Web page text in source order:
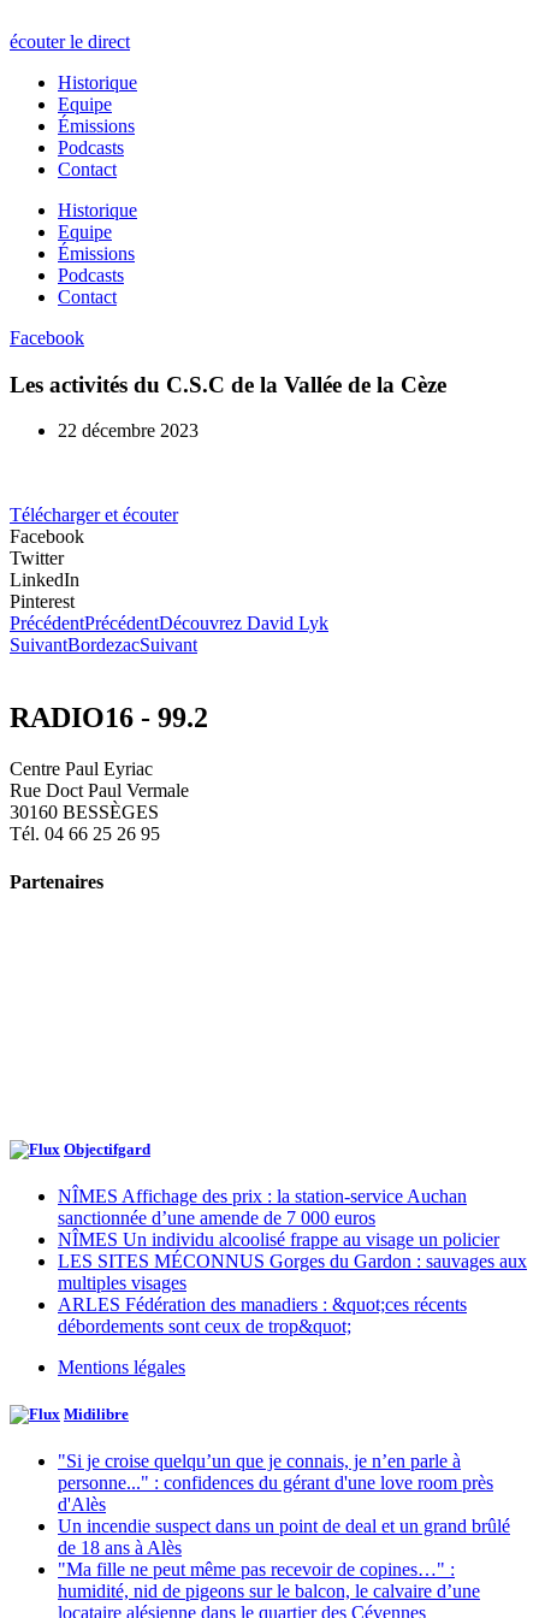
écouter le direct
Historique
Equipe
Émissions
Podcasts
Contact
Historique
Equipe
Émissions
Podcasts
Contact
Facebook
Les activités du C.S.C de la Vallée de la Cèze
22 décembre 2023
Télécharger et écouter
Facebook
Twitter
LinkedIn
Pinterest
PrécédentPrécédentDécouvrez David Lyk
SuivantBordezacSuivant
RADIO16 - 99.2
Centre Paul Eyriac
Rue Doct Paul Vermale
30160 BESSÈGES
Tél. 04 66 25 26 95
Partenaires
Objectifgard
NÎMES Affichage des prix : la station-service Auchan
sanctionnée d’une amende de 7 000 euros
NÎMES Un individu alcoolisé frappe au visage un policier
LES SITES MÉCONNUS Gorges du Gardon : sauvages aux
multiples visages
ARLES Fédération des manadiers : &quot;ces récents
débordements sont ceux de trop&quot;
Mentions légales
Midilibre
"Si je croise quelqu’un que je connais, je n’en parle à
personne..." : confidences du gérant d'une love room près
d'Alès
Un incendie suspect dans un point de deal et un grand brûlé
de 18 ans à Alès
"Ma fille ne peut même pas recevoir de copines…" :
humidité, nid de pigeons sur le balcon, le calvaire d’une
locataire alésienne dans le quartier des Cévennes